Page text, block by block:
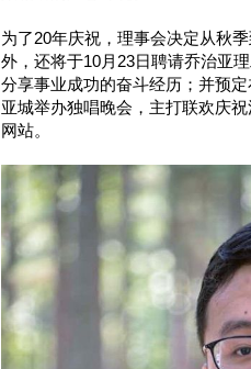
为了20年庆祝，理事会决定从秋
外，还将于10月23日聘请乔治亚
分享事业成功的奋斗经历；并预
亚城举办独唱晚会，主打联欢庆
网站。